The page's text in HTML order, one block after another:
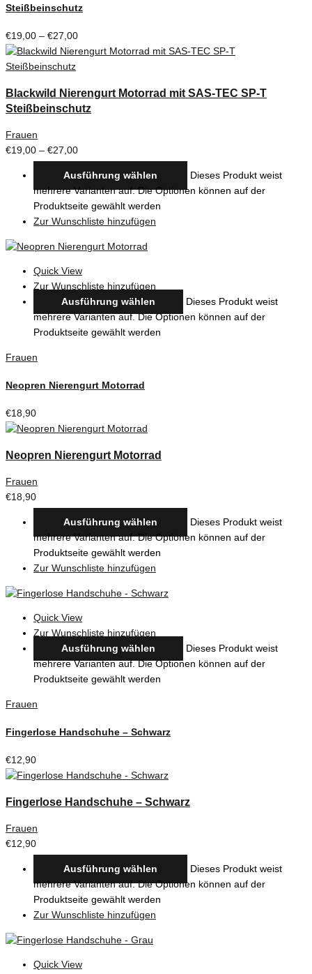
Steißbeinschutz
€19,00 – €27,00
Blackwild Nierengurt Motorrad mit SAS-TEC SP-T
Steißbeinschutz
Frauen
€19,00 – €27,00
Ausführung wählen
Dieses Produkt weist
mehrere Varianten auf. Die Optionen können auf der
Produktseite gewählt werden
Zur Wunschliste hinzufügen
Quick View
Zur Wunschliste hinzufügen
Ausführung wählen
Dieses Produkt weist
mehrere Varianten auf. Die Optionen können auf der
Produktseite gewählt werden
Frauen
Neopren Nierengurt Motorrad
€18,90
Neopren Nierengurt Motorrad
Frauen
€18,90
Ausführung wählen
Dieses Produkt weist
mehrere Varianten auf. Die Optionen können auf der
Produktseite gewählt werden
Zur Wunschliste hinzufügen
Quick View
Zur Wunschliste hinzufügen
Ausführung wählen
Dieses Produkt weist
mehrere Varianten auf. Die Optionen können auf der
Produktseite gewählt werden
Frauen
Fingerlose Handschuhe – Schwarz
€12,90
Fingerlose Handschuhe – Schwarz
Frauen
€12,90
Ausführung wählen
Dieses Produkt weist
mehrere Varianten auf. Die Optionen können auf der
Produktseite gewählt werden
Zur Wunschliste hinzufügen
Quick View